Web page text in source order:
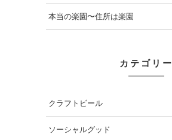
本当の楽園〜住所は楽園
カテゴリー
クラフトビール
ソーシャルグッド